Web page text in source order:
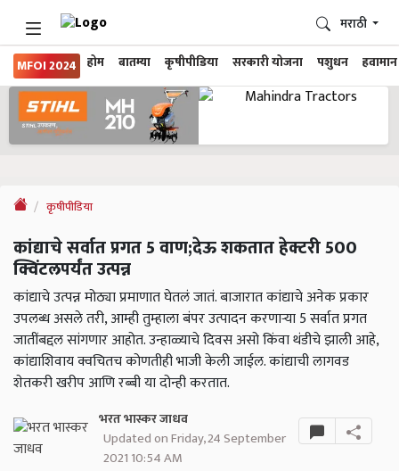
MFOI 2024 होम बातम्या कृषीपीडिया सरकारी योजना पशुधन हवामान
मराठी
कृषीपीडिया
कांद्याचे सर्वात प्रगत 5 वाण;देऊ शकतात हेक्टरी 500
क्विंटलपर्यंत उत्पन्न
कांद्याचे उत्पन्न मोठ्या प्रमाणात घेतलं जातं. बाजारात कांद्याचे अनेक प्रकार
उपलब्ध असले तरी, आम्ही तुम्हाला बंपर उत्पादन करणाऱ्या 5 सर्वात प्रगत
जातींबद्दल सांगणार आहोत. उन्हाळ्याचे दिवस असो किंवा थंडीचे झाली आहे,
कांद्याशिवाय क्वचितच कोणतीही भाजी केली जाईल. कांद्याची लागवड
शेतकरी खरीप आणि रब्बी या दोन्ही करतात.
भरत भास्कर जाधव
Updated on Friday, 24 September
2021 10:54 AM